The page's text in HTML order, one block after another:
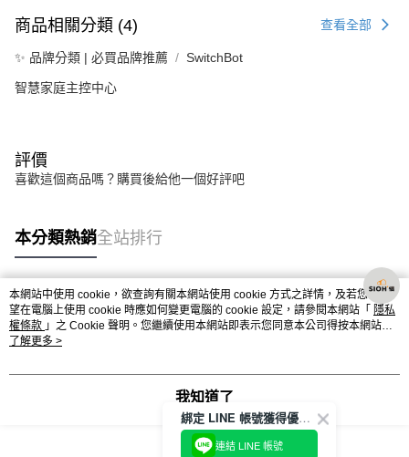
商品相關分類 (4) 查看全部
✨ 品牌分類 | 必買品牌推薦 SwitchBot
智慧家庭主控中心
評價
喜歡這個商品嗎？購買後給他一個好評吧
本分類熱銷全站排行
熱門標籤
本網站中使用 cookie，欲查詢有關本網站使用 cookie 方式之詳情，及若您不希
望在電腦上使用 cookie 時應如何變更電腦的 cookie 設定，請參閱本網站「 隱私
權條款 」之 Cookie 聲明。您繼續使用本網站即表示您同意本公司得按本網站使
用條款之 Cookie 聲明使用 cookie。
了解更多 >
我知道了
綁定 LINE 帳號獲得優惠券！
連結 LINE 帳號